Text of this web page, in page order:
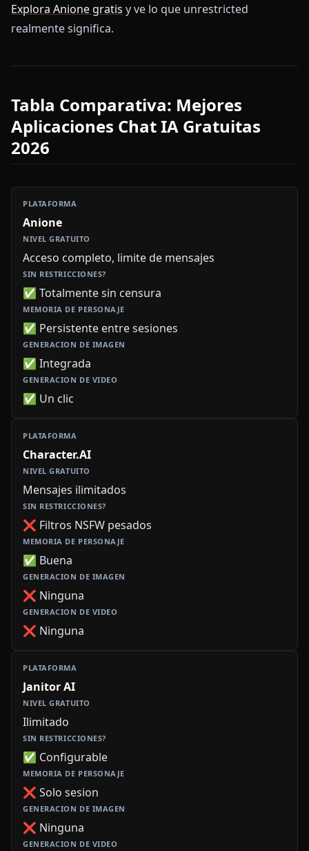
Explora Anione gratis y ve lo que unrestricted
realmente significa.
Tabla Comparativa: Mejores
Aplicaciones Chat IA Gratuitas
2026
Anione
Acceso completo, limite de mensajes
✅ Totalmente sin censura
✅ Persistente entre sesiones
✅ Integrada
✅ Un clic
Character.AI
Mensajes ilimitados
❌ Filtros NSFW pesados
✅ Buena
❌ Ninguna
❌ Ninguna
Janitor AI
Ilimitado
✅ Configurable
❌ Solo sesion
❌ Ninguna